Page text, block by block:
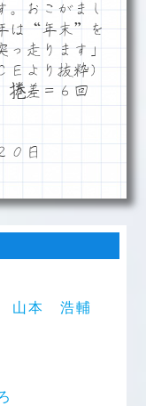
。おこがまし
は“年末”を
っ走ります」
より抜粋）
捲差＝６回
０日
山本 浩輔